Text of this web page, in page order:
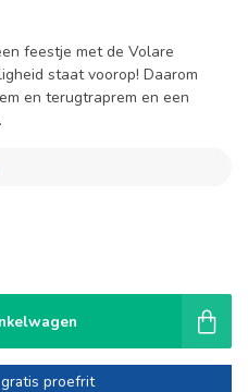
feestje met de Volare
staat voorop! Daarom
en terugtraprem en een
.
proefrit